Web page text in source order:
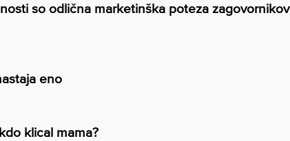
so odlična marketinška poteza zagovornikov
eno
klical mama?